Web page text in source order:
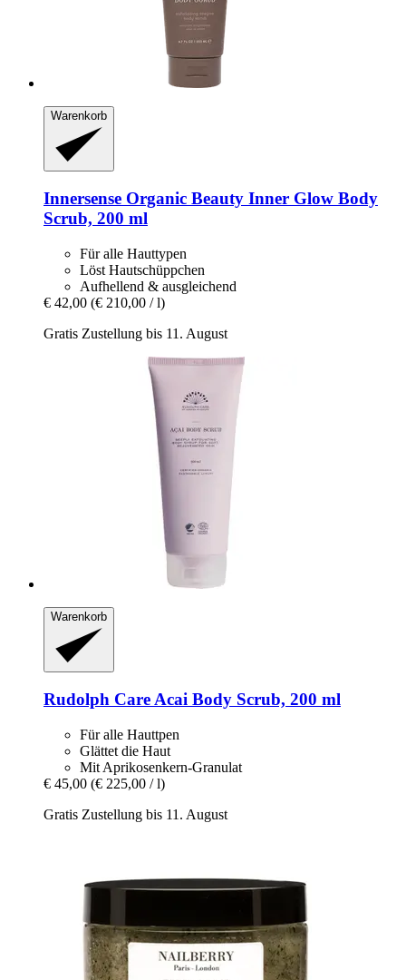
Warenkorb
Innersense Organic Beauty Inner Glow Body
Scrub, 200 ml
Für alle Hauttypen
Löst Hautschüppchen
Aufhellend & ausgleichend
€ 42,00 (€ 210,00 / l)
Gratis Zustellung bis 11. August
Warenkorb
Rudolph Care Acai Body Scrub, 200 ml
Für alle Hauttpen
Glättet die Haut
Mit Aprikosenkern-Granulat
€ 45,00 (€ 225,00 / l)
Gratis Zustellung bis 11. August